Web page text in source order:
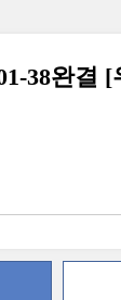
38완결